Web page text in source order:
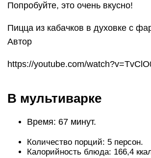
Попробуйте, это очень вкусно!
Пицца из кабачков в духовке с
Автор
https://youtube.com/
В мультиварке
Время: 67 минут.
Количество порций: 5 персон.
Калорийность блюда: 166,4